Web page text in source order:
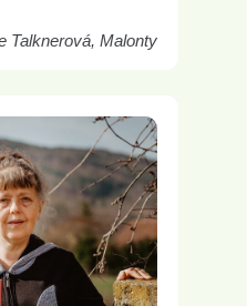
Talknerová, Malonty